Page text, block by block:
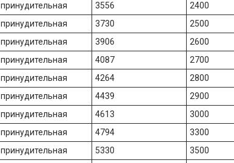
принудительная 3556 2400
принудительная 3730 2500
принудительная 3906 2600
принудительная 4087 2700
принудительная 4264 2800
принудительная 4439 2900
принудительная 4613 3000
принудительная 4794 3300
принудительная 5330 3500